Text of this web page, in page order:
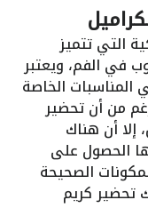
التي تتميز
في الفم، ويعتبر
المناسبات الخاصة
من أن تحضير
إلا أن هناك
الحصول على
الصحيحة
تحضير كريم